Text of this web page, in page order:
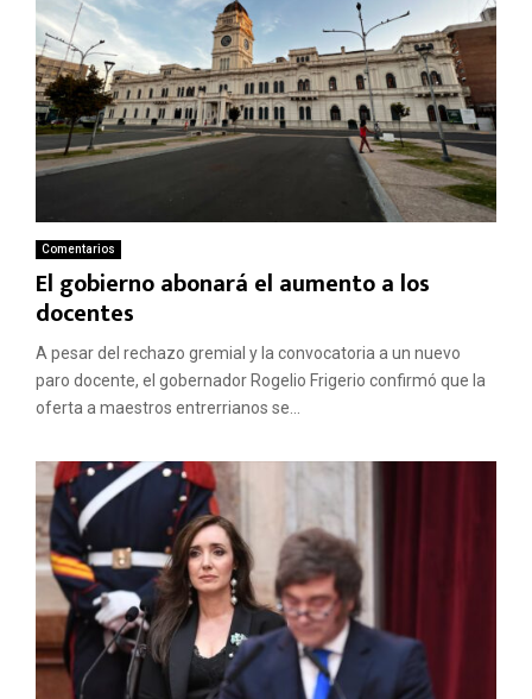
Comentarios
El gobierno abonará el aumento a los
docentes
A pesar del rechazo gremial y la convocatoria a un nuevo
paro docente, el gobernador Rogelio Frigerio confirmó que la
oferta a maestros entrerrianos se...